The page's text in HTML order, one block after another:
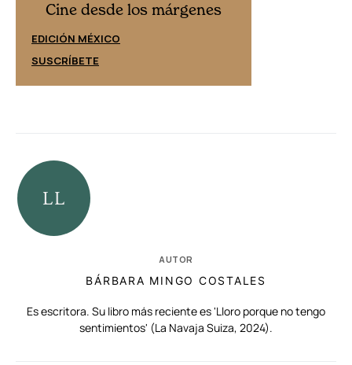
Cine desde los márgenes
EDICIÓN MÉXICO
SUSCRÍBETE
AUTOR
BÁRBARA MINGO COSTALES
Es escritora. Su libro más reciente es 'Lloro porque no tengo
sentimientos' (La Navaja Suiza, 2024).